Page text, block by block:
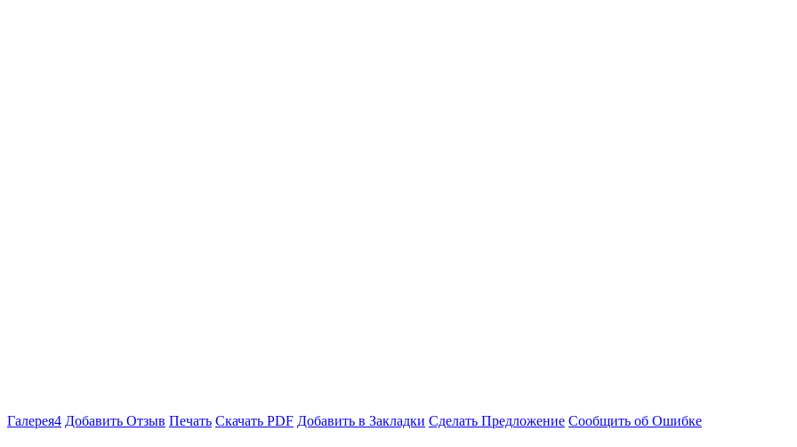
Галерея4 Добавить Отзыв Печать Скачать PDF Добавить в Закладки Сделать Предложение Сообщить об Ошибке